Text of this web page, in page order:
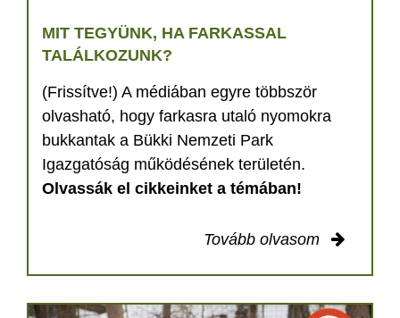
MIT TEGYÜNK, HA FARKASSAL
TALÁLKOZUNK?
(Frissítve!) A médiában egyre többször
olvasható, hogy farkasra utaló nyomokra
bukkantak a Bükki Nemzeti Park
Igazgatóság működésének területén.
Olvassák el cikkeinket a témában!
Tovább olvasom